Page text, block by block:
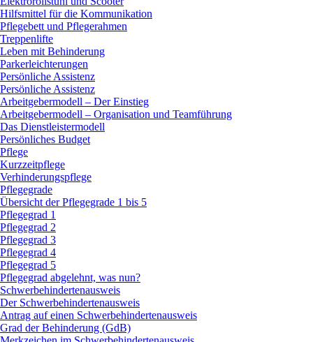
Hilfsmittel für die Kommunikation
Pflegebett und Pflegerahmen
Treppenlifte
Leben mit Behinderung
Parkerleichterungen
Persönliche Assistenz
Persönliche Assistenz
Arbeitgebermodell – Der Einstieg
Arbeitgebermodell – Organisation und Teamführung
Das Dienstleistermodell
Persönliches Budget
Pflege
Kurzzeitpflege
Verhinderungspflege
Pflegegrade
Übersicht der Pflegegrade 1 bis 5
Pflegegrad 1
Pflegegrad 2
Pflegegrad 3
Pflegegrad 4
Pflegegrad 5
Pflegegrad abgelehnt, was nun?
Schwerbehindertenausweis
Der Schwerbehindertenausweis
Antrag auf einen Schwerbehindertenausweis
Grad der Behinderung (GdB)